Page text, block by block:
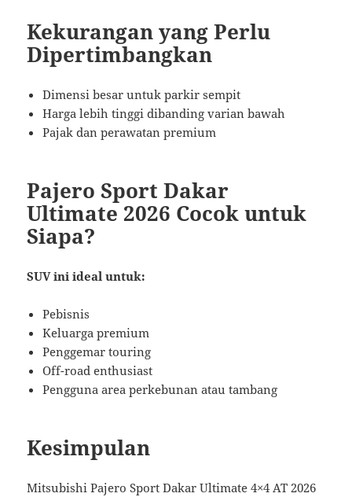
Kekurangan yang Perlu
Dipertimbangkan
Dimensi besar untuk parkir sempit
Harga lebih tinggi dibanding varian bawah
Pajak dan perawatan premium
Pajero Sport Dakar
Ultimate 2026 Cocok untuk
Siapa?
SUV ini ideal untuk:
Pebisnis
Keluarga premium
Penggemar touring
Off-road enthusiast
Pengguna area perkebunan atau tambang
Kesimpulan
Mitsubishi Pajero Sport Dakar Ultimate 4×4 AT 2026